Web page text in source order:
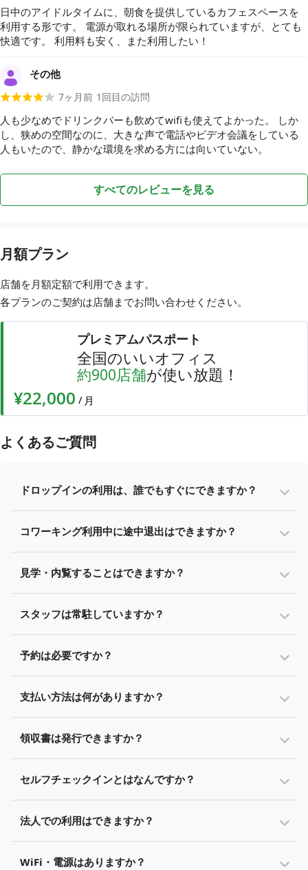
日中のアイドルタイムに、朝食を提供しているカフェスペースを
利用する形です。 電源が取れる場所が限られていますが、とても
快適です。 利用料も安く、また利用したい！
その他
7ヶ月前 1 回目の訪問
人も少なめでドリンクバーも飲めてwifiも使えてよかった。 しか
し、狭めの空間なのに、大きな声で電話やビデオ会議をしている
人もいたので、静かな環境を求める方には向いていない。
すべてのレビューを見る
月額プラン
店舗を月額定額で利用できます。
各プランのご契約は店舗までお問い合わせ ください。
プレミアムパスポート
全国のいいオフィス
約900店舗が使い放題！
¥22,000 / 月
よくあるご質問
ドロップインの利用は、誰でもすぐにできますか？
コワーキング利用中に途中退出はできますか？
見学・内覧することはできますか？
スタッフは常駐していますか？
予約は必要ですか？
支払い方法は何がありますか？
領収書は発行できますか？
セルフチェックインとはなんですか？
法人での利用はできますか？
WiFi・電源はありますか？